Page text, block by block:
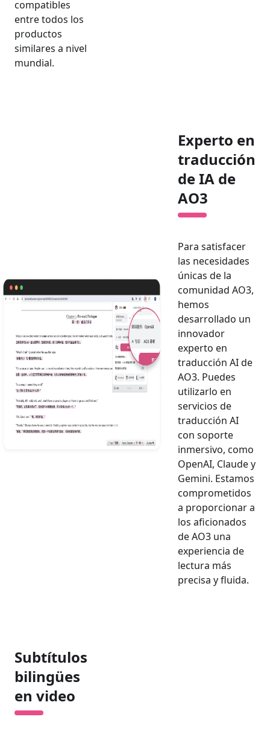
compatibles
entre todos los
productos
similares a nivel
mundial.
Experto en
traducción
de IA de
AO3
Para satisfacer
las necesidades
únicas de la
comunidad AO3,
hemos
desarrollado un
innovador
experto en
traducción AI de
AO3. Puedes
utilizarlo en
servicios de
traducción AI
con soporte
inmersivo, como
OpenAI, Claude y
Gemini. Estamos
comprometidos
a proporcionar a
los aficionados
de AO3 una
experiencia de
lectura más
precisa y fluida.
Subtítulos
bilingües
en video